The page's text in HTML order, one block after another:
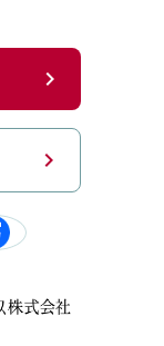
chevron_right
chevron_right